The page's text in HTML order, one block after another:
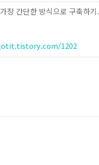
장 간단한 방식으로 구축하기.
1202